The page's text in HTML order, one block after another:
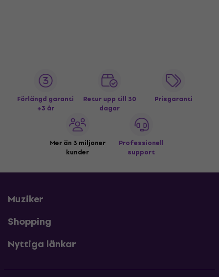
Förlängd garanti
+3 år
Retur upp till 30
dagar
Prisgaranti
Mer än 3 miljoner
kunder
Professionell
support
Muziker
Shopping
Nyttiga länkar